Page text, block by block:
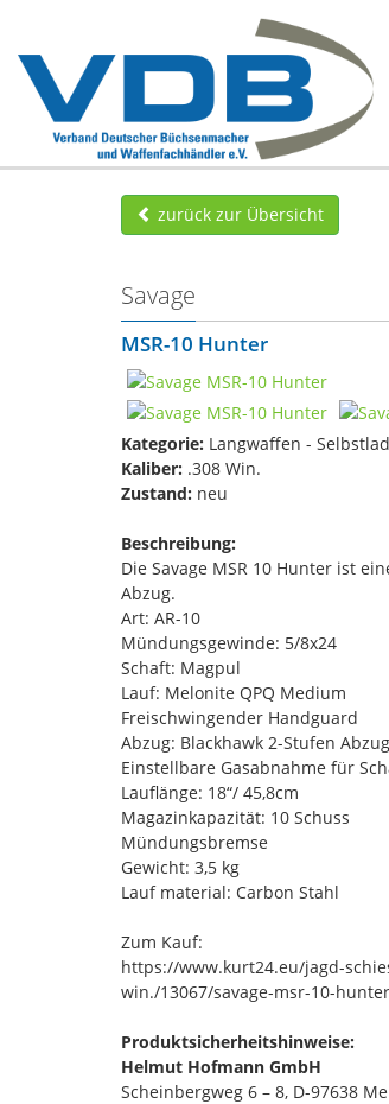
zurück zur Übersicht
Savage
MSR-10 Hunter
Kategorie: Langwaffen -
Kaliber: .308 Win.
Zustand: neu
Beschreibung:
Die Savage MSR 10 Hunter ist
Abzug.
Art: AR-10
Mündungsgewinde: 5/8x24
Schaft: Magpul
Lauf: Melonite QPQ Medium
Freischwingender Handguard
Abzug: Blackhawk 2-Stufen Abzug
Einstellbare Gasabnahme für
Lauflänge: 18“/ 45,8cm
Magazinkapazität: 10 Schuss
Mündungsbremse
Gewicht: 3,5 kg
Lauf material: Carbon Stahl
Zum Kauf:
https://www.kurt24.eu/jagd-
win./13067/savage-msr-10-
Produktsicherheitshinweise:
Helmut Hofmann GmbH
Scheinbergweg 6 – 8, D-97638